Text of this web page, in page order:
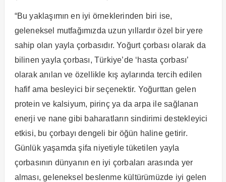
“Bu yaklaşımın en iyi örneklerinden biri ise,
geleneksel mutfağımızda uzun yıllardır özel bir yere
sahip olan yayla çorbasıdır. Yoğurt çorbası olarak da
bilinen yayla çorbası, Türkiye’de ‘hasta çorbası’
olarak anılan ve özellikle kış aylarında tercih edilen
hafif ama besleyici bir seçenektir. Yoğurttan gelen
protein ve kalsiyum, pirinç ya da arpa ile sağlanan
enerji ve nane gibi baharatların sindirimi destekleyici
etkisi, bu çorbayı dengeli bir öğün haline getirir.
Günlük yaşamda şifa niyetiyle tüketilen yayla
çorbasının dünyanın en iyi çorbaları arasında yer
alması, geleneksel beslenme kültürümüzde iyi gelen